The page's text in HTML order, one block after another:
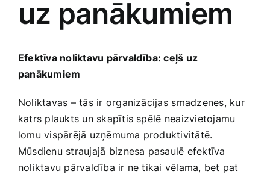
Pakalpojumi
Pārtikas preces
Preces birojam
uz panākumiem
Efektīva noliktavu​ pārvaldība: ceļš uz
panākumiem
Noliktavas ‍– tās ir organizācijas ⁤smadzenes, kur
katrs plaukts un skapītis spēlē ⁣neaizvietojamu
lomu vispārējā uzņēmuma produktivitātē.
Mūsdienu straujajā⁤ biznesa pasaulē efektīva
noliktavu pārvaldība ir ne tikai vēlama, bet‌ pat